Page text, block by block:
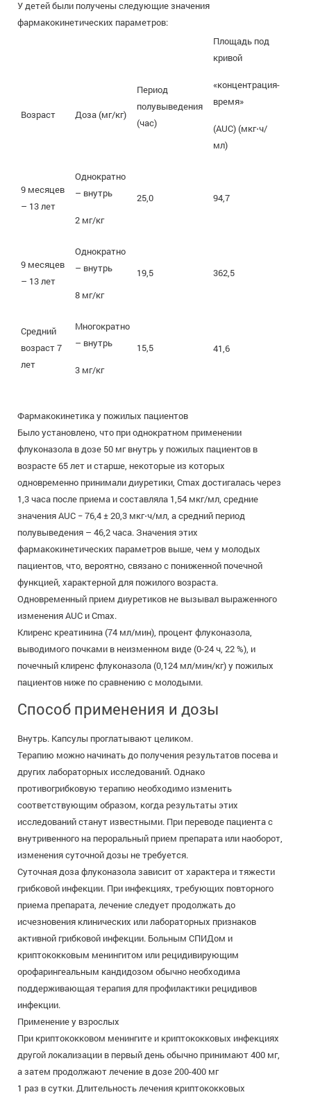
У детей были получены следующие значения
фармакокинетических параметров:
Возраст Доза (мг/кг)
Период
полувыведения
(час)
Площадь под
кривой
«концентрация-
время»
(AUC) (мкг⋅ч/
мл)
9 месяцев
– 13 лет
Однократно
– внутрь
2 мг/кг
25,0 94,7
9 месяцев
– 13 лет
Однократно
– внутрь
8 мг/кг
19,5 362,5
Средний
возраст 7
лет
Многократно
– внутрь
3 мг/кг
15,5 41,6
Фармакокинетика у пожилых пациентов
Было установлено, что при однократном применении
флуконазола в дозе 50 мг внутрь у пожилых пациентов в
возрасте 65 лет и старше, некоторые из которых
одновременно принимали диуретики, Сmax достигалась через
1,3 часа после приема и составляла 1,54 мкг/мл, средние
значения AUC − 76,4 ± 20,3 мкг⋅ч/мл, а средний период
полувыведения – 46,2 часа. Значения этих
фармакокинетических параметров выше, чем у молодых
пациентов, что, вероятно, связано с пониженной почечной
функцией, характерной для пожилого возраста.
Одновременный прием диуретиков не вызывал выраженного
изменения AUC и Сmax.
Клиренс креатинина (74 мл/мин), процент флуконазола,
выводимого почками в неизменном виде (0-24 ч, 22 %), и
почечный клиренс флуконазола (0,124 мл/мин/кг) у пожилых
пациентов ниже по сравнению с молодыми.
Способ применения и дозы
Внутрь. Капсулы проглатывают целиком.
Терапию можно начинать до получения результатов посева и
других лабораторных исследований. Однако
противогрибковую терапию необходимо изменить
соответствующим образом, когда результаты этих
исследований станут известными. При переводе пациента с
внутривенного на пероральный прием препарата или наоборот,
изменения суточной дозы не требуется.
Суточная доза флуконазола зависит от характера и тяжести
грибковой инфекции. При инфекциях, требующих повторного
приема препарата, лечение следует продолжать до
исчезновения клинических или лабораторных признаков
активной грибковой инфекции. Больным СПИДом и
криптококковым менингитом или рецидивирующим
орофарингеальным кандидозом обычно необходима
поддерживающая терапия для профилактики рецидивов
инфекции.
Применение у взрослых
При криптококковом менингите и криптококковых инфекциях
другой локализации в первый день обычно принимают 400 мг,
а затем продолжают лечение в дозе 200-400 мг
1 раз в сутки. Длительность лечения криптококковых